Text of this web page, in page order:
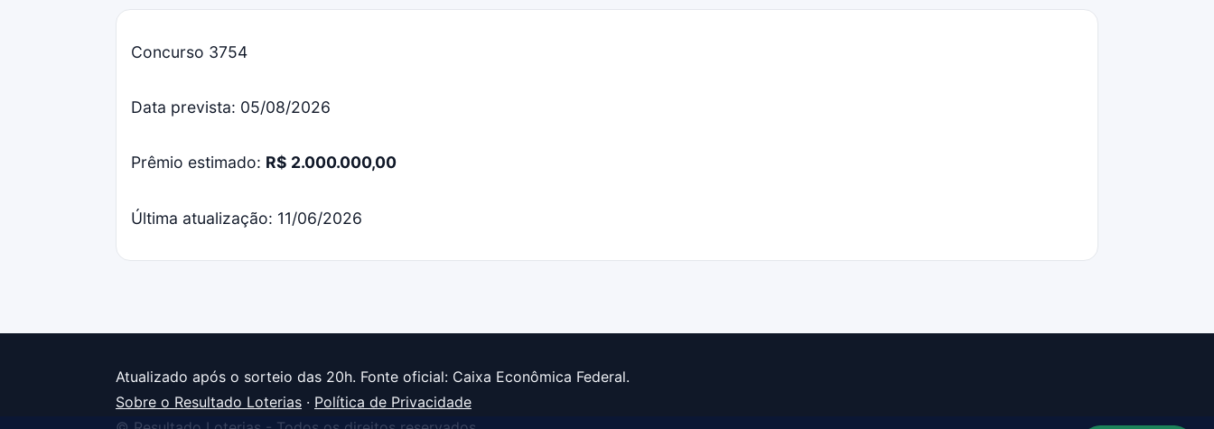
Concurso 3754
Data prevista: 05/08/2026
Prêmio estimado: R$ 2.000.000,00
Última atualização: 11/06/2026
Atualizado após o sorteio das 20h. Fonte oficial: Caixa Econômica Federal.
Sobre o Resultado Loterias · Política de Privacidade